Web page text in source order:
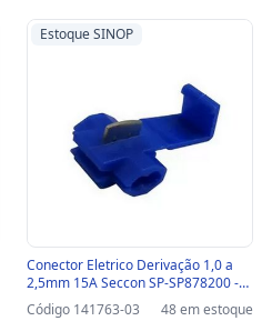
Estoque SINOP
Conector Eletrico Derivação 1,0 a
2,5mm 15A Seccon SP-SP878200 -
Unitário-SINOP-03 - SP-SP878100
Código 141763-03 48 em estoque